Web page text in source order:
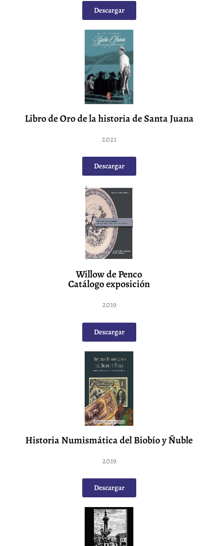
Descargar
Libro de Oro de la historia de Santa Juana
2021
Descargar
Willow de Penco
Catálogo exposición
2019
Descargar
Historia Numismática del Biobío y Ñuble
2019
Descargar